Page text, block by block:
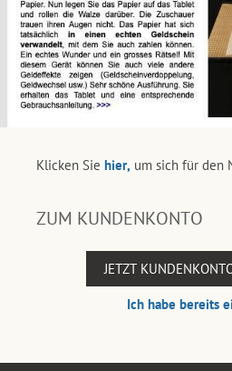
Klicken Sie hier, um sich für den
ZUM KUNDENKONTO
JETZT
Ich habe bereits